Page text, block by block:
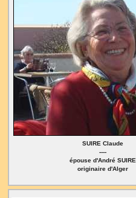
SUIRE Claude
----
épouse d'André SUIRE
originaire d'Alger